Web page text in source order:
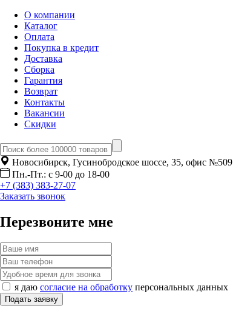
О компании
Каталог
Оплата
Покупка в кредит
Доставка
Сборка
Гарантия
Возврат
Контакты
Вакансии
Скидки
Новосибирск, Гусинобродское шоссе, 35, офис №509
Пн.-Пт.: с 9-00 до 18-00
+7 (383) 383-27-07
Заказать звонок
Перезвоните мне
я даю согласие на обработку персональных данных